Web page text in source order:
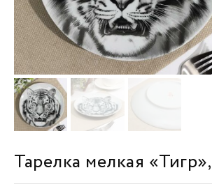
Тарелка мелкая